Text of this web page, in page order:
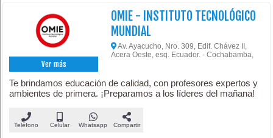
Ver más
OMIE - INSTITUTO TECNOLÓGICO
MUNDIAL
Av. Ayacucho, Nro. 309, Edif. Chávez II,
Acera Oeste, esq. Ecuador. - Cochabamba,
Te brindamos educación de calidad, con profesores expertos y
ambientes de primera. ¡Preparamos a los líderes del mañana!
Teléfono Celular Whatsapp Compartir